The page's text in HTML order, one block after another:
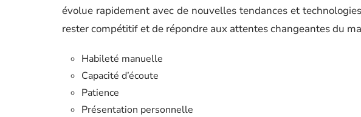
évolue rapidement avec de nouvelles tendances et
rester compétitif et de répondre aux attentes changeantes du
Habileté manuelle
Capacité d’écoute
Patience
Présentation personnelle